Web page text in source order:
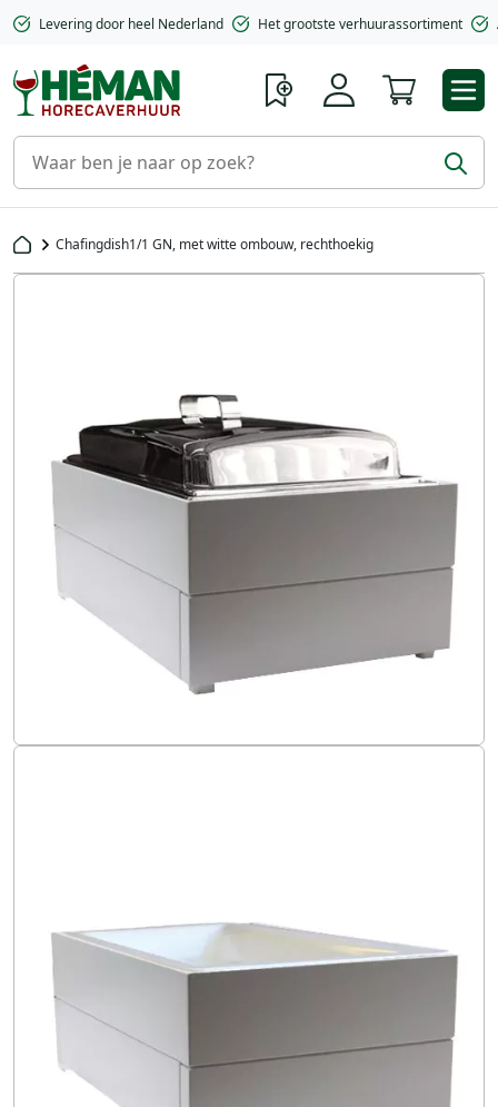
Levering door heel Nederland Het grootste verhuurassortiment
Chafingdish1/1 GN, met witte ombouw, rechthoekig